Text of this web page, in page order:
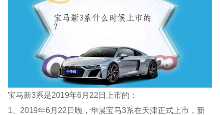
宝马新3系是2019年6月22日上市的：
1、2019年6月22日晚，华晨宝马3系在天津正式上市，新